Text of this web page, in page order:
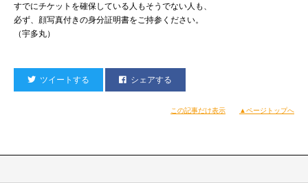
すでにチケットを確保している人もそうでない人も、
必ず、顔写真付きの身分証明書をご持参ください。
（宇多丸）
ツイートする シェアする
この記事だけ表示 ▲ページトップへ